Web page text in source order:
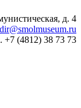
д. 4
dir@smolmuseum.ru
+7 (4812) 38 73 73